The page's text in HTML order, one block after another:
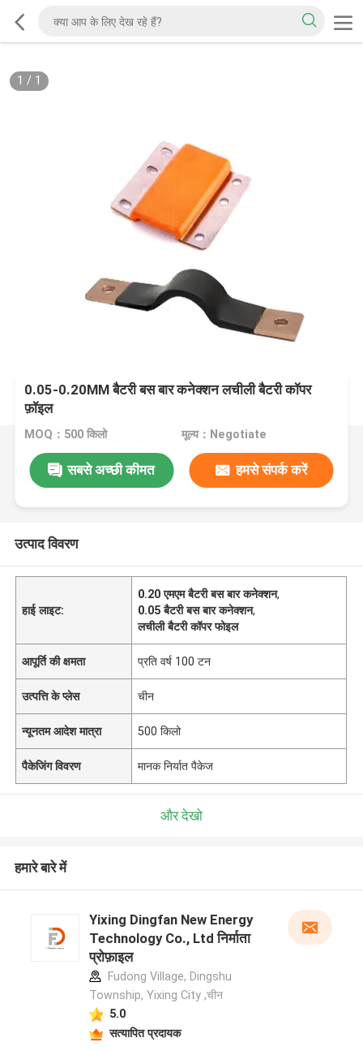
1 / 1
0.05-0.20MM बैटरी बस बार कनेक्शन लचीली बैटरी कॉपर
फ़ॉइल
MOQ：500 किलो मूल्य：Negotiate
सबसे अच्छी कीमत हमसे संपर्क करें
उत्पाद विवरण
हाई लाइट:
0.20 एमएम बैटरी बस बार कनेक्शन,
0.05 बैटरी बस बार कनेक्शन,
लचीली बैटरी कॉपर फोइल
आपूर्ति की क्षमता प्रति वर्ष 100 टन
उत्पत्ति के प्लेस चीन
न्यूनतम आदेश मात्रा 500 किलो
पैकेजिंग विवरण मानक निर्यात पैकेज
और देखो
हमारे बारे में
Yixing Dingfan New Energy
Technology Co., Ltd निर्माता
प्रोफ़ाइल
Fudong Village, Dingshu
Township, Yixing City ,चीन
5.0
सत्यापित प्रदायक